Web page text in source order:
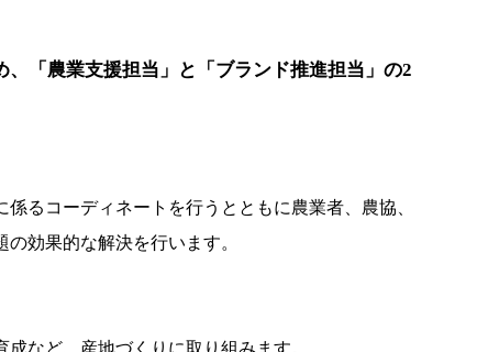
「農業支援担当」と「ブランド推進担当」の2
るコーディネートを行うとともに農業者、農協、
効果的な解決を行います。
など、産地づくりに取り組みます。